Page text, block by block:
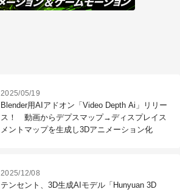
2025/05/19
Blender用AIアドオン「Video Depth Ai」リリー
ス！ 動画からデプスマップ→ディスプレイス
メントマップを生成し3Dアニメーション化
2025/12/08
テンセント、3D生成AIモデル「Hunyuan 3D